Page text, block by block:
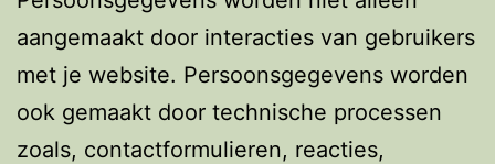
aangemaakt door interacties van gebruikers
met je website. Persoonsgegevens worden
ook gemaakt door technische processen
zoals, contactformulieren, reacties,